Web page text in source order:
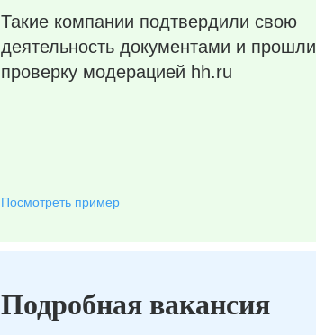
Такие компании подтвердили свою
деятельность документами и прошли
проверку модерацией hh.ru
Посмотреть пример
Подробная вакансия